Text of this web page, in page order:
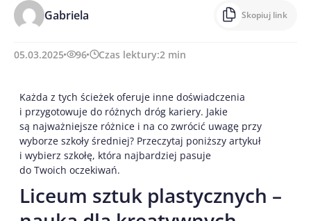
Gabriela Skopiuj link
05.03.2025 96 Czas lektury:2 min
Każda z tych ścieżek oferuje inne doświadczenia
i przygotowuje do różnych dróg kariery. Jakie
są najważniejsze różnice i na co zwrócić uwagę przy
wyborze szkoły średniej? Przeczytaj poniższy artykuł
i wybierz szkołę, która najbardziej pasuje
do Twoich oczekiwań.
Liceum sztuk plastycznych –